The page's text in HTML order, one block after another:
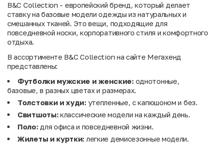
B&C Collection - европейский бренд, который делает
ставку на базовые модели одежды из натуральных и
смешанных тканей. Это вещи, подходящие для
повседневной носки, корпоративного стиля и комфортного
отдыха.
В ассортименте B&C Collection на сайте Мегахенд
представлены:
Футболки мужские и женские: однотонные,
базовые, в разных цветах и размерах.
Толстовки и худи:утепленные, с капюшоном и без.
Свитшоты:классические модели на каждый день.
Поло:для офиса и повседневной жизни.
Жилеты и куртки: легкие демисезонные модели.